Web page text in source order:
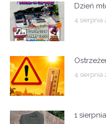
Dzień
4 sierpnia
4 sierpnia
1